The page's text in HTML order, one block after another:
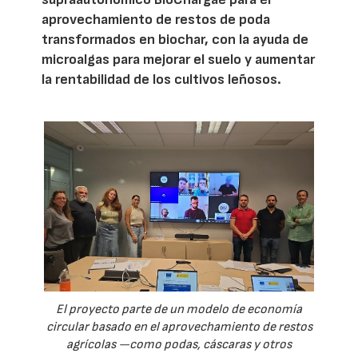
aprovechamiento de restos de poda
transformados en biochar, con la ayuda de
microalgas para mejorar el suelo y aumentar
la rentabilidad de los cultivos leñosos.
El proyecto parte de un modelo de economía
circular basado en el aprovechamiento de restos
agrícolas —como podas, cáscaras y otros